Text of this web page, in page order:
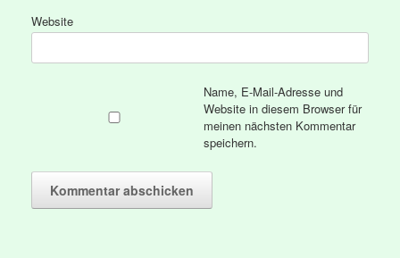
Website
Name, E-Mail-Adresse und
Website in diesem Browser für
meinen nächsten Kommentar
speichern.